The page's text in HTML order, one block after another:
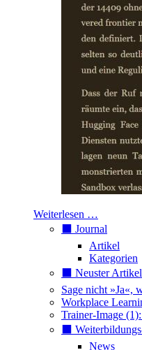
Weiterlesen …
⬛️ Journal
Artikel
Kategorien
⬛️ Neuster
Sage nicht »Ja«,
Workplace
Trainer-Image
⬛️
News